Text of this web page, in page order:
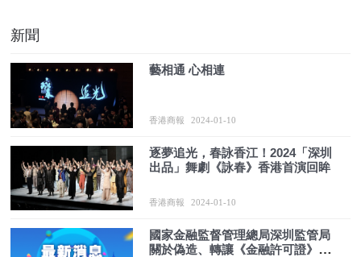
新聞
藝相通 心相連
香港商報 2024-01-10
逐夢追光，春詠香江！2024「深圳
出品」舞劇《詠春》香港首演回眸
香港商報 2024-01-10
國家金融監督管理總局深圳監管局
關於偽造、轉讓《金融許可證》等